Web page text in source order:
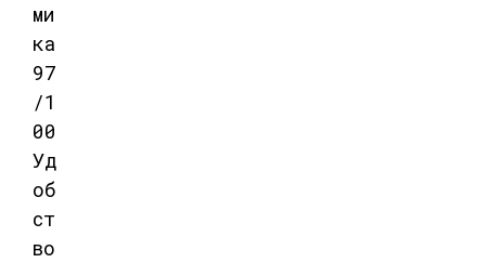
ми
ка
97
/1
00
Уд
об
ст
во